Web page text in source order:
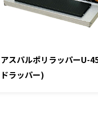
アスパルポリラッパーU-
ドラッパー)